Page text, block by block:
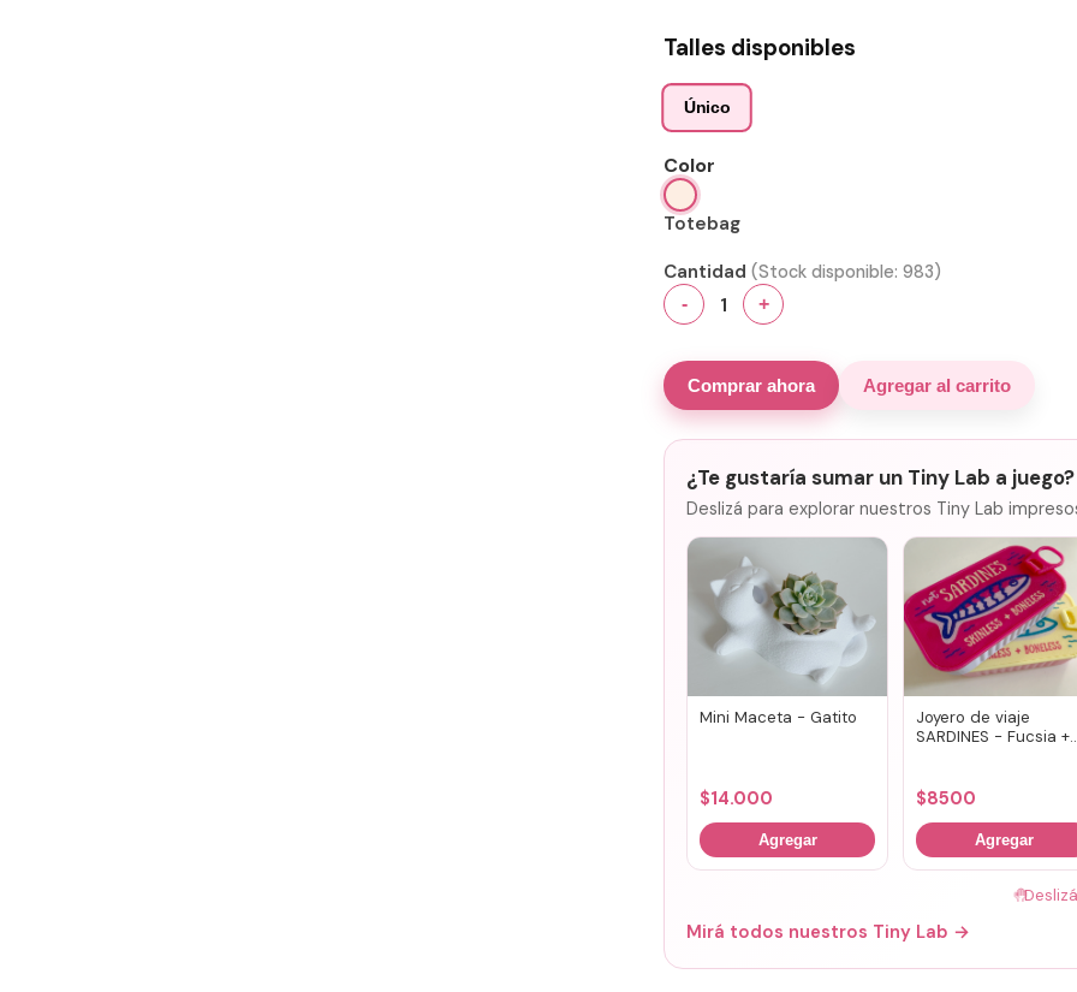
Talles disponibles
Único
Color
Totebag
Cantidad (Stock disponible: 983)
- 1 +
Comprar ahora Agregar al carrito
¿Te gustaría sumar un Tiny Lab a juego?
Deslizá para explorar nuestros Tiny Lab
Mini Maceta - Gatito
$14.000
Agregar
Joyero de viaje
SARDINES - Fucsia +
$8500
Agregar
🤚
Mirá todos nuestros Tiny Lab →